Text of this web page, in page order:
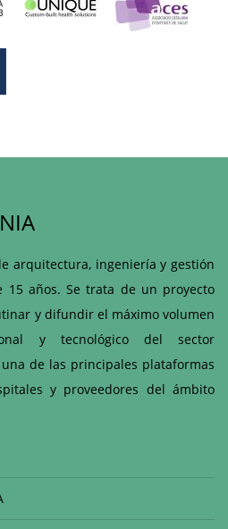
arquitectura, ingeniería y gestión
15 años. Se trata de un proyecto
y difundir el máximo volumen
y tecnológico del sector
de las principales plataformas
y proveedores del ámbito